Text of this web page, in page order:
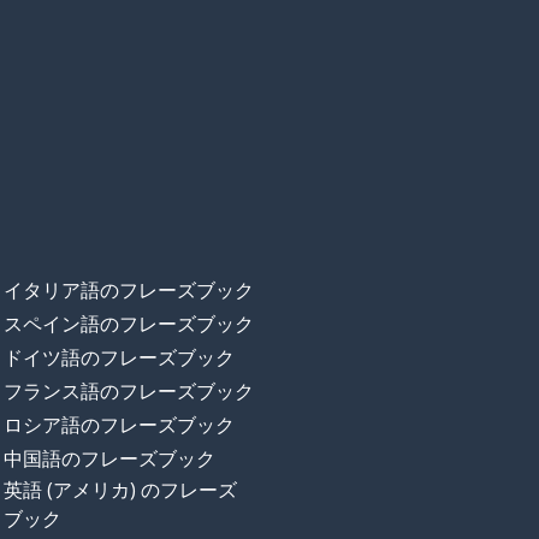
イタリア語のフレーズブック
スペイン語のフレーズブック
ドイツ語のフレーズブック
フランス語のフレーズブック
ロシア語のフレーズブック
中国語のフレーズブック
英語 (アメリカ) のフレーズ
ブック